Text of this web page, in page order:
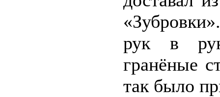
рук в
гранёные
так было